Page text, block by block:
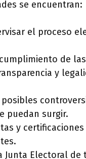
se encuentran:
el proceso
de
y
puedan surgir.
y certificaciones
Junta Electoral de